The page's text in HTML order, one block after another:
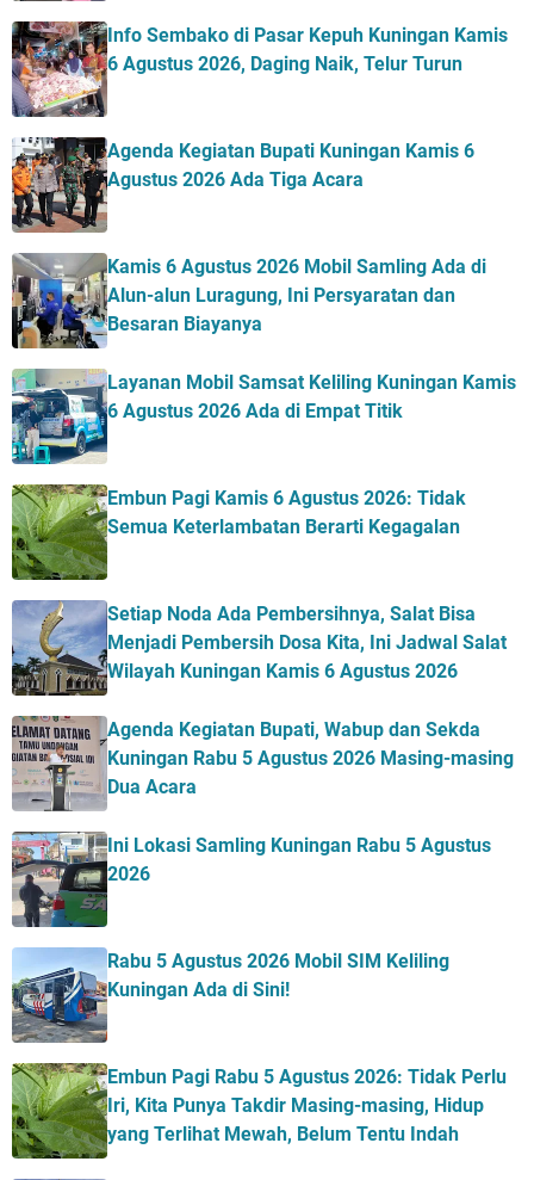
Info Sembako di Pasar Kepuh Kuningan Kamis
6 Agustus 2026, Daging Naik, Telur Turun
Agenda Kegiatan Bupati Kuningan Kamis 6
Agustus 2026 Ada Tiga Acara
Kamis 6 Agustus 2026 Mobil Samling Ada di
Alun-alun Luragung, Ini Persyaratan dan
Besaran Biayanya
Layanan Mobil Samsat Keliling Kuningan Kamis
6 Agustus 2026 Ada di Empat Titik
Embun Pagi Kamis 6 Agustus 2026: Tidak
Semua Keterlambatan Berarti Kegagalan
Setiap Noda Ada Pembersihnya, Salat Bisa
Menjadi Pembersih Dosa Kita, Ini Jadwal Salat
Wilayah Kuningan Kamis 6 Agustus 2026
Agenda Kegiatan Bupati, Wabup dan Sekda
Kuningan Rabu 5 Agustus 2026 Masing-masing
Dua Acara
Ini Lokasi Samling Kuningan Rabu 5 Agustus
2026
Rabu 5 Agustus 2026 Mobil SIM Keliling
Kuningan Ada di Sini!
Embun Pagi Rabu 5 Agustus 2026: Tidak Perlu
Iri, Kita Punya Takdir Masing-masing, Hidup
yang Terlihat Mewah, Belum Tentu Indah